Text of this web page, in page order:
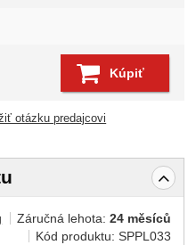
Kúpiť
otázku predajcovi
Záručná lehota:24 měsíců
Kód produktu:SPPL033